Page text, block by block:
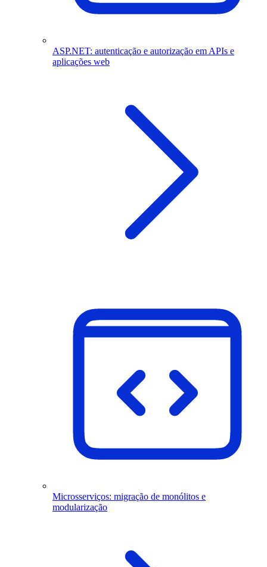
ASP.NET: autenticação e autorização em APIs e
aplicações web
Microsserviços: migração de monólitos e
modularização